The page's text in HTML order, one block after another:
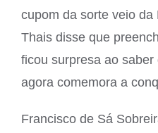
cupom da sorte veio
Thais disse que
ficou surpresa ao
agora comemora a
Francisco de Sá